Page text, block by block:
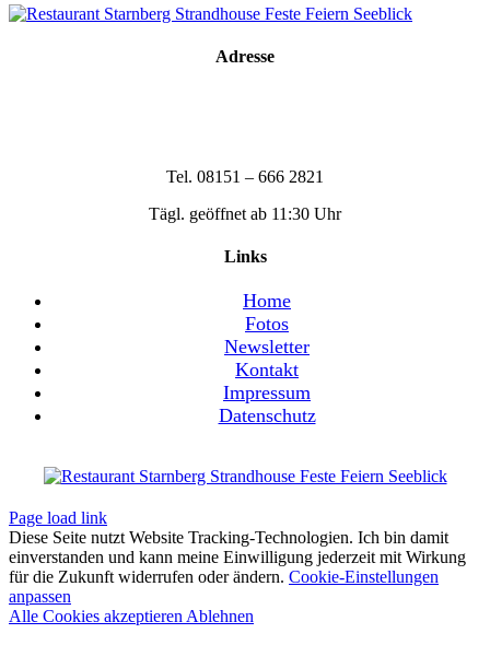
Adresse
Tel. 08151 – 666 2821
Tägl. geöffnet ab 11:30 Uhr
Links
Home
Fotos
Newsletter
Kontakt
Impressum
Datenschutz
Page load link
Diese Seite nutzt Website Tracking-Technologien. Ich bin damit
einverstanden und kann meine Einwilligung jederzeit mit Wirkung
für die Zukunft widerrufen oder ändern. Cookie-Einstellungen
anpassen
Alle Cookies akzeptieren Ablehnen